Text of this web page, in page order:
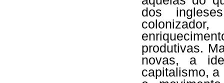
dos
produtivas.
novas, a
capitalismo,